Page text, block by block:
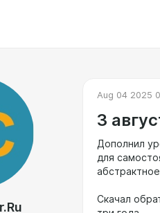
Aug 04 2025
3
Дополнил
для
Скачал